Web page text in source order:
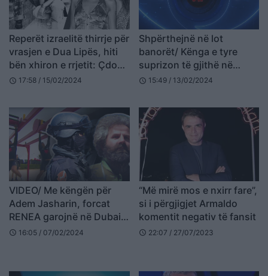
Reperët izraelitë thirrje për
vrasjen e Dua Lipës, hiti
bën xhiron e rrjetit: Çdo
qen do marrë atë që
schedule 17:58 / 15/02/2024
Shpërthejnë në lot
banorët/ Kënga e tyre
suprizon të gjithë në
shtëpi
schedule 15:49 / 13/02/2024
VIDEO/ Me këngën për
Adem Jasharin, forcat
RENEA garojnë në Dubai –
aty ishin edhe ekipet elite
schedule 16:05 / 07/02/2024
“Më mirë mos e nxirr fare”,
si i përgjigjet Armaldo
komentit negativ të fansit
schedule 22:07 / 27/07/2023